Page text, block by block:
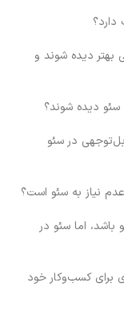
بهتر دیده شوند و
قابل‌توجهی در سئو
اما سئو در
برای کسب‌وکار خود